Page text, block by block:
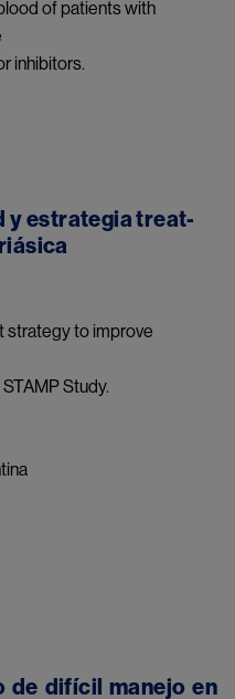
of patients with
inhibitors.
y estrategia treat-
strategy to improve
Study.
de difícil manejo en